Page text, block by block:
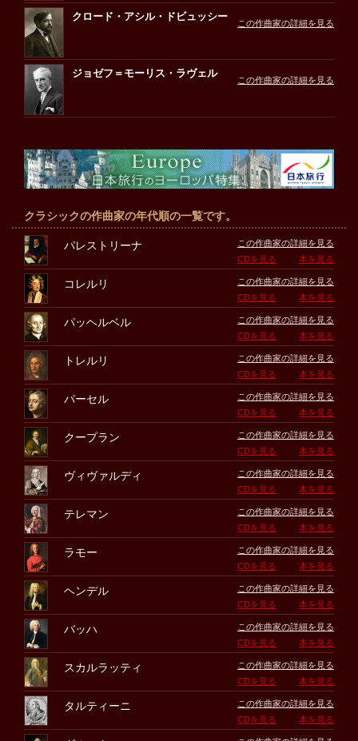
クロード・アシル・ドビュッシー
この作曲家の詳細を見る
ジョゼフ＝モーリス・ラヴェル
この作曲家の詳細を見る
クラシックの作曲家の年代順の一覧です。
パレストリーナ
この作曲家の詳細を見る
CDを見る
本を見る
コレルリ
この作曲家の詳細を見る
CDを見る
本を見る
パッヘルベル
この作曲家の詳細を見る
CDを見る
本を見る
トレルリ
この作曲家の詳細を見る
CDを見る
本を見る
パーセル
この作曲家の詳細を見る
CDを見る
本を見る
クープラン
この作曲家の詳細を見る
CDを見る
本を見る
ヴィヴァルディ
この作曲家の詳細を見る
CDを見る
本を見る
テレマン
この作曲家の詳細を見る
CDを見る
本を見る
ラモー
この作曲家の詳細を見る
CDを見る
本を見る
ヘンデル
この作曲家の詳細を見る
CDを見る
本を見る
バッハ
この作曲家の詳細を見る
CDを見る
本を見る
スカルラッティ
この作曲家の詳細を見る
CDを見る
本を見る
タルティーニ
この作曲家の詳細を見る
CDを見る
本を見る